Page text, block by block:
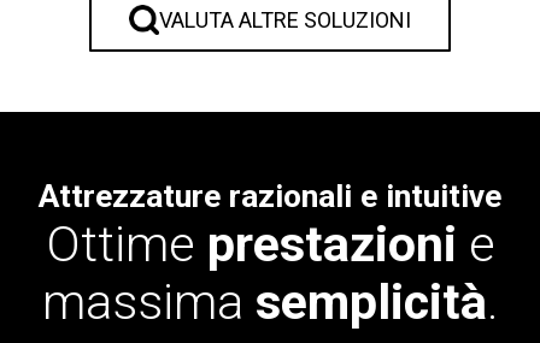
VALUTA ALTRE SOLUZIONI
Attrezzature razionali e intuitive
Ottime prestazioni e
massima semplicità.